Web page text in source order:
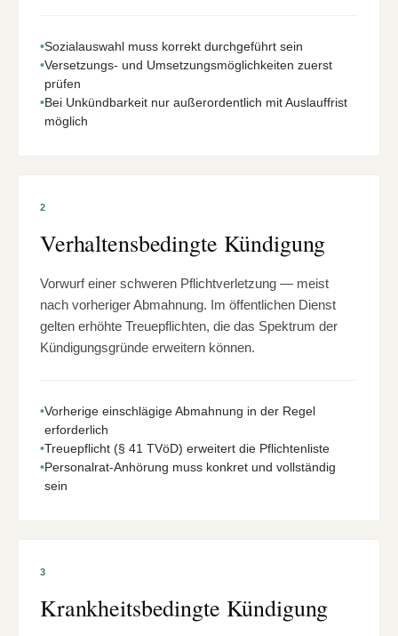
•Sozialauswahl muss korrekt durchgeführt sein
•Versetzungs- und Umsetzungsmöglichkeiten zuerst
prüfen
•Bei Unkündbarkeit nur außerordentlich mit Auslauffrist
möglich
2
Verhaltensbedingte Kündigung
Vorwurf einer schweren Pflichtverletzung — meist
nach vorheriger Abmahnung. Im öffentlichen Dienst
gelten erhöhte Treuepflichten, die das Spektrum der
Kündigungsgründe erweitern können.
•Vorherige einschlägige Abmahnung in der Regel
erforderlich
•Treuepflicht (§ 41 TVöD) erweitert die Pflichtenliste
•Personalrat-Anhörung muss konkret und vollständig
sein
3
Krankheitsbedingte Kündigung